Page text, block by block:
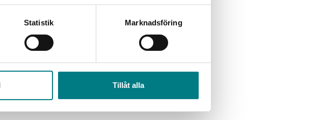
Statistik Marknadsföring
Tillåt alla